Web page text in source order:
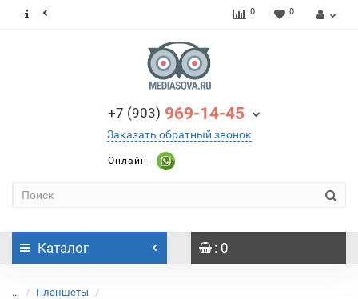
0 0
+7 (903) 969-14-45
Заказать обратный звонок
Онлайн -
Каталог : 0
... Планшеты